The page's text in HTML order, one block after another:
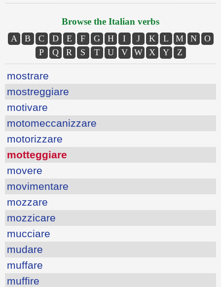
Browse the Italian verbs
A B C D E F G H I J K L M N
O
P
Q R S T U V W X Y Z
mostrare
mostreggiare
motivare
motomeccanizzare
motorizzare
motteggiare
movere
movimentare
mozzare
mozzicare
mucciare
mudare
muffare
muffire